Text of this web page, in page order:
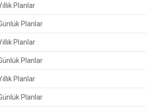
Planlar
Planlar
Planlar
Planlar
Planlar
Planlar